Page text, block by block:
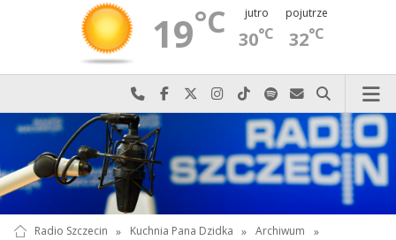
19°C jutro
30°C
pojutrze
32°C
Najlepiej po prostu do nas zadzwoń
Odwiedź nas na Facebook-u
Odwiedź nas na X
Odwiedź nas na Instagram-ie
Odwiedź nas na TikTok-u
Szukaj nas na Spotify
Wyślij do nas
Szukaj
Radio Szczecin » Kuchnia Pana Dzidka » Archiwum
»